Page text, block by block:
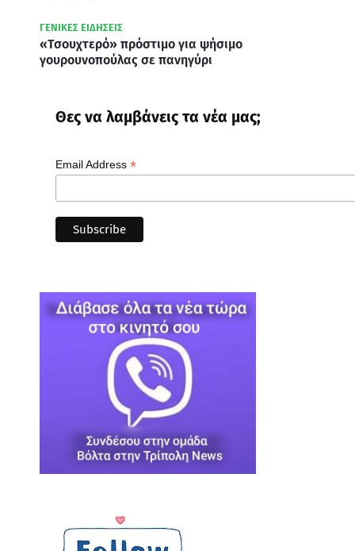
ΓΕΝΙΚΕΣ ΕΙΔΗΣΕΙΣ
«Τσουχτερό» πρόστιμο για ψήσιμο
γουρουνοπούλας σε πανηγύρι
Θες να λαμβάνεις τα νέα μας;
Email Address *